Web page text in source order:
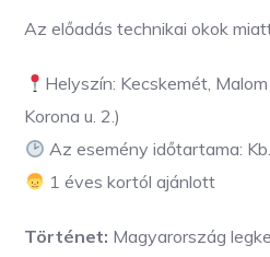
Az előadás technikai okok
Helyszín: Kecskemét,
Korona u. 2.)
Az esemény időtartama:
1 éves kortól ajánlott
Történet: Magyarország